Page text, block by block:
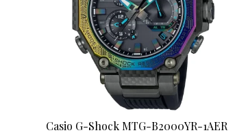
Casio G-Shock MTG-B2000YR-1AER